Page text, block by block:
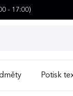
- 17:00)
Potisk